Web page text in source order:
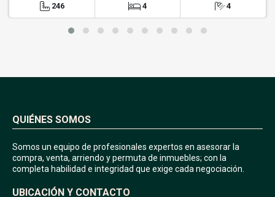
246 4 4
QUIÉNES SOMOS
Somos un equipo de profesionales expertos en asesorar la
compra, venta, arriendo y permuta de inmuebles; con la
completa habilidad e integridad que exige cada negociación.
UBICACIÓN Y CONTACTO